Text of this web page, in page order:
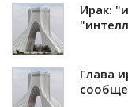
Ирак:
Глава